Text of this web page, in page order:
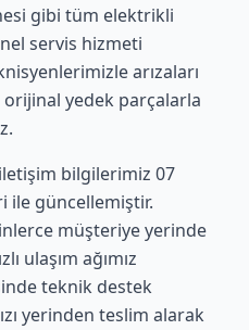
gibi tüm elektrikli
servis hizmeti
arızaları
orijinal yedek parçalarla
iletişim bilgilerimiz 07
ile güncellemiştir.
müşteriye yerinde
ulaşım ağımız
teknik destek
yerinden teslim alarak